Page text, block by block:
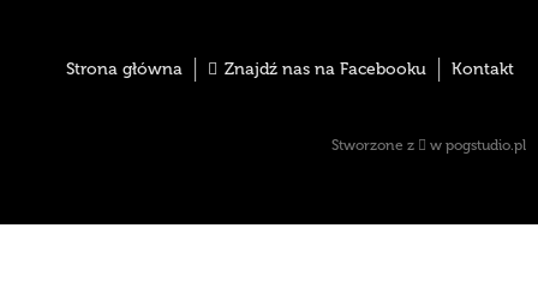
Strona główna Znajdź nas na Facebooku Kontakt
Stworzone z w pogstudio.pl